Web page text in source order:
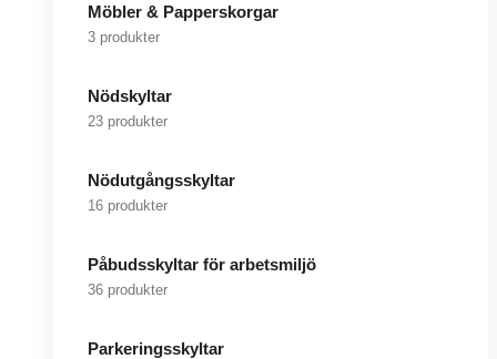
Möbler & Papperskorgar
3 produkter
Nödskyltar
23 produkter
Nödutgångsskyltar
16 produkter
Påbudsskyltar för arbetsmiljö
36 produkter
Parkeringsskyltar